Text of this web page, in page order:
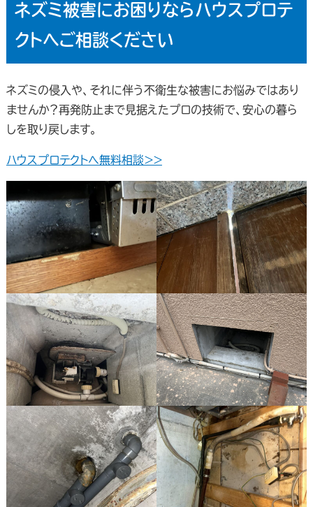
ネズミ被害にお困りならハウスプロテ
クトへご相談ください
ネズミの侵入や、それに伴う不衛生な被害にお悩みではあり
ませんか？再発防止まで見据えたプロの技術で、安心の暮ら
しを取り戻します。
ハウスプロテクトへ無料相談＞＞